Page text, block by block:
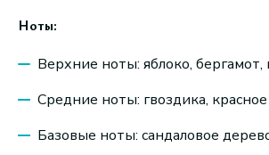
Ноты:
Верхние ноты: яблоко,
Средние ноты: гвоздика,
Базовые ноты: сандаловое